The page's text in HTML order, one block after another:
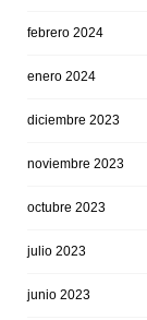
febrero 2024
enero 2024
diciembre 2023
noviembre 2023
octubre 2023
julio 2023
junio 2023